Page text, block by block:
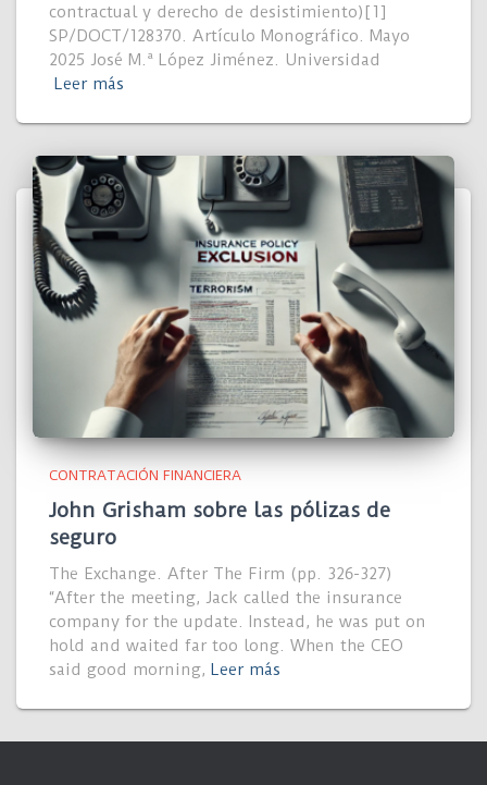
contractual y derecho de desistimiento)[1]
SP/DOCT/128370. Artículo Monográfico. Mayo
2025 José M.ª López Jiménez. Universidad
Leer más
CONTRATACIÓN FINANCIERA
John Grisham sobre las pólizas de
seguro
The Exchange. After The Firm (pp. 326-327)
“After the meeting, Jack called the insurance
company for the update. Instead, he was put on
hold and waited far too long. When the CEO
said good morning, Leer más